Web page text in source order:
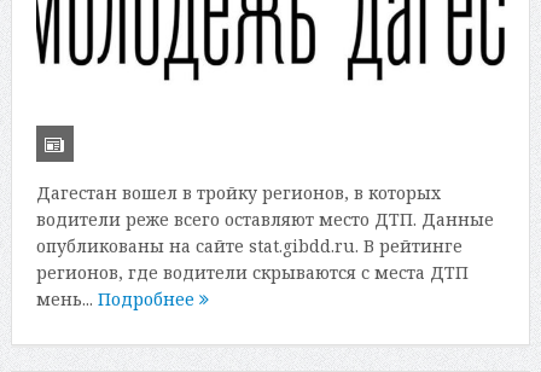
Дагестан вошел в тройку регионов, в которых
водители реже всего оставляют место ДТП. Данные
опубликованы на сайте stat.gibdd.ru. В рейтинге
регионов, где водители скрываются с места ДТП
мень... Подробнее